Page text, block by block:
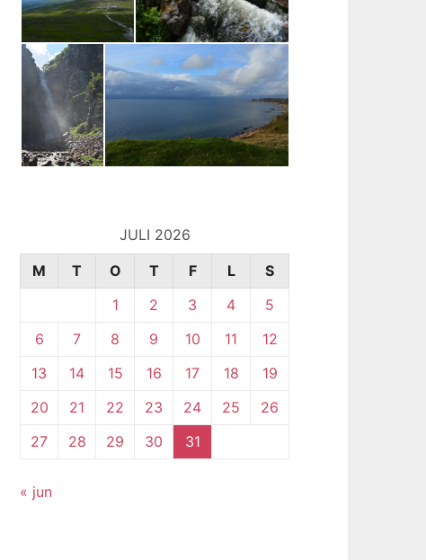
JULI 2026
M
T O T F L
S
1
2 3 4
5
6
7 8 9 10 11
12
13
14 15 16 17 18
19
20
21 22 23 24 25
26
27
28 29 30 31
« jun